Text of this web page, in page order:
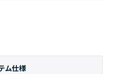
ム仕様